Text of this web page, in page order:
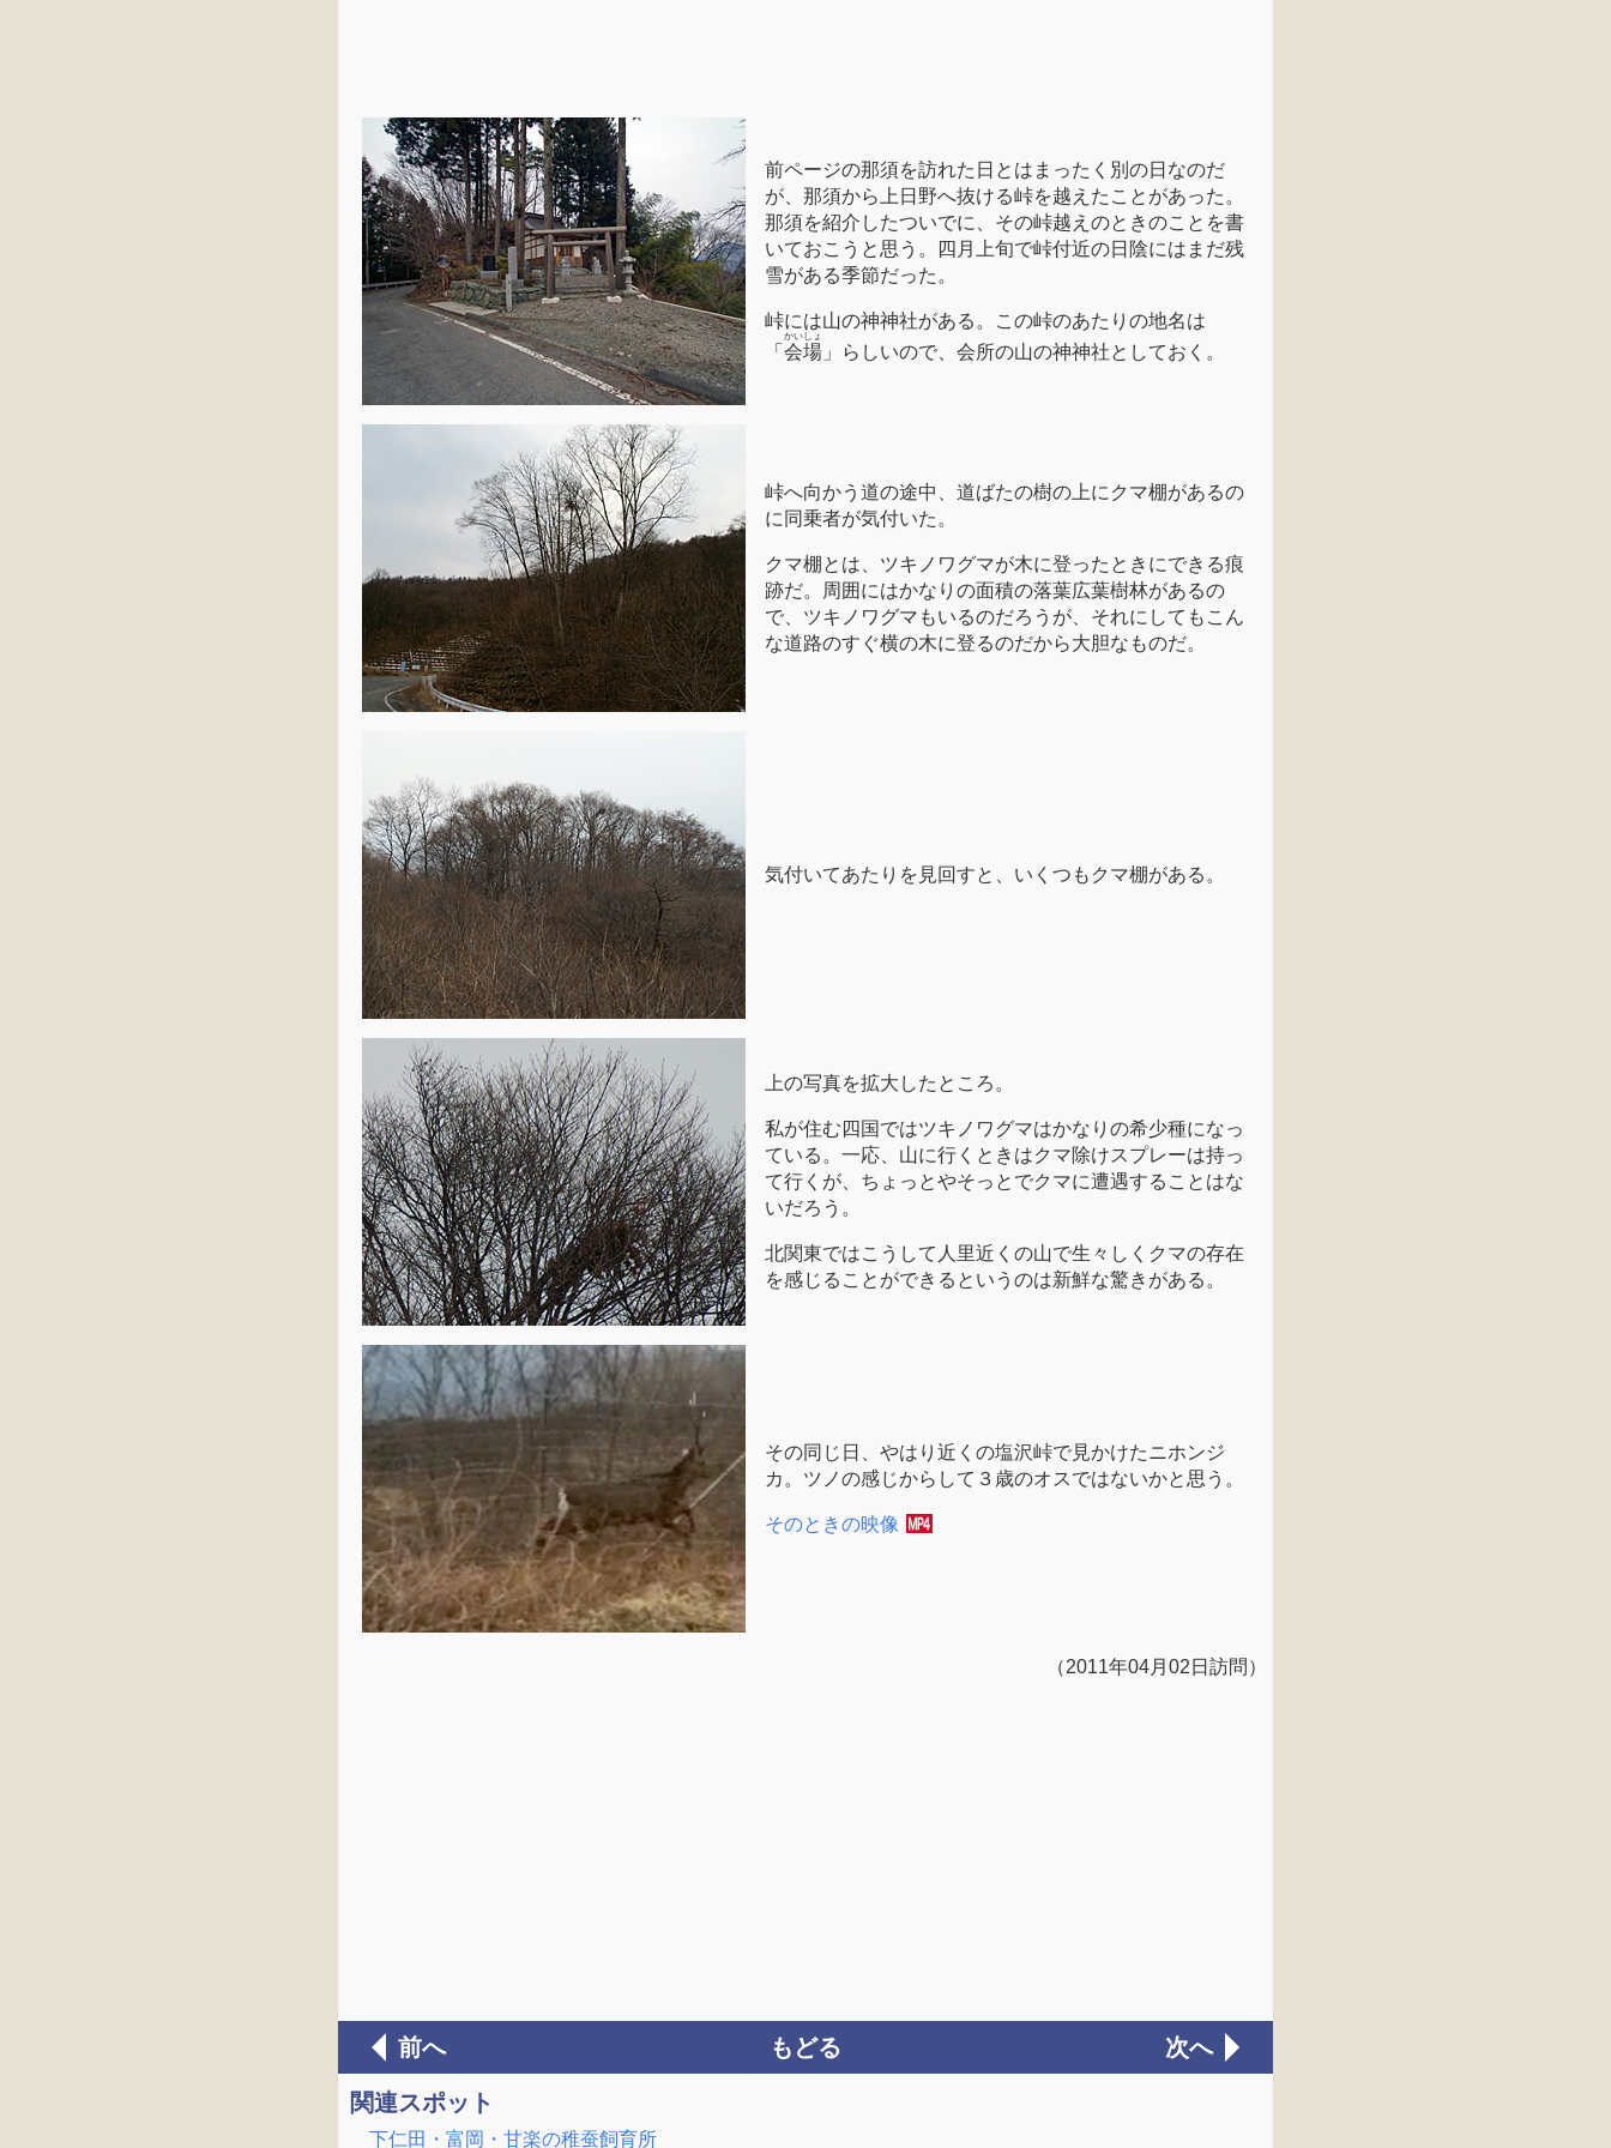
前ページの那須を訪れた日とはまったく別の日なのだ
が、那須から上日野へ抜ける峠を越えたことがあった。
那須を紹介したついでに、その峠越えのときのことを書
いておこうと思う。四月上旬で峠付近の日陰にはまだ残
雪がある季節だった。
峠には山の神神社がある。この峠のあたりの地名は
「 会場
かいしょ
」らしいので、会所の山の神神社としておく。
峠へ向かう道の途中、道ばたの樹の上にクマ棚があるの
に同乗者が気付いた。
クマ棚とは、ツキノワグマが木に登ったときにできる痕
跡だ。周囲にはかなりの面積の落葉広葉樹林があるの
で、ツキノワグマもいるのだろうが、それにしてもこん
な道路のすぐ横の木に登るのだから大胆なものだ。
気付いてあたりを見回すと、いくつもクマ棚がある。
上の写真を拡大したところ。
私が住む四国ではツキノワグマはかなりの希少種になっ
ている。一応、山に行くときはクマ除けスプレーは持っ
て行くが、ちょっとやそっとでクマに遭遇することはな
いだろう。
北関東ではこうして人里近くの山で生々しくクマの存在
を感じることができるというのは新鮮な驚きがある。
その同じ日、やはり近くの塩沢峠で見かけたニホンジ
カ。ツノの感じからして３歳のオスではないかと思う。
そのときの映像
（2011年04月02日訪問）
前へ もどる 次へ
関連スポット
下仁田・富岡・甘楽の稚蚕飼育所